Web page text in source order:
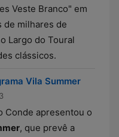
Veste Branco" em
de milhares de
Largo do Toural
clássicos.
Vila Summer
Conde apresentou o
, que prevê a